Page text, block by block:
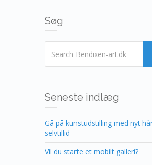
Søg
Seneste indlæg
Gå på kunstudstilling med nyt
selvtillid
Vil du starte et mobilt galleri?